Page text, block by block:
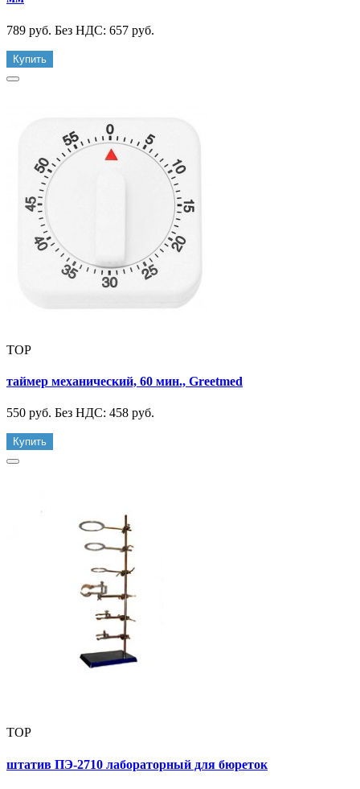
789 руб. Без НДС: 657 руб.
Купить
TOP
таймер механический, 60 мин., Greetmed
550 руб. Без НДС: 458 руб.
Купить
TOP
штатив ПЭ-2710 лабораторный для бюреток